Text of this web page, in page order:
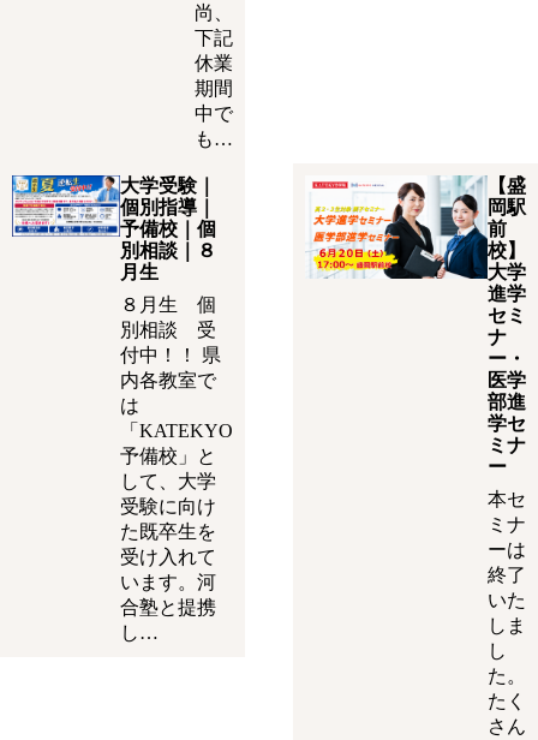
尚、
下記
休業
期間
中で
も…
大学受験｜
個別指導｜
予備校｜個
別相談｜８
月生
８月生 個
別相談 受
付中！！ 県
内各教室で
は
「KATEKYO
予備校」と
して、大学
受験に向け
た既卒生を
受け入れて
います。河
合塾と提携
し…
【盛
岡駅
前
校】
大学
進学
セミ
ナ
ー・
医学
部進
学セ
ミナ
ー
本セ
ミナ
ーは
終了
いた
しま
し
た。
たく
さん